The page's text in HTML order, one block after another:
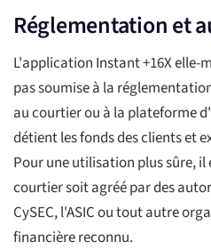
Réglementation et
L'application Instant +16X elle-
pas soumise à la
au courtier ou à la plateforme
détient les fonds des clients et
Pour une utilisation plus sûre, il
courtier soit agréé par des
CySEC, l'ASIC ou tout autre
financière reconnu.